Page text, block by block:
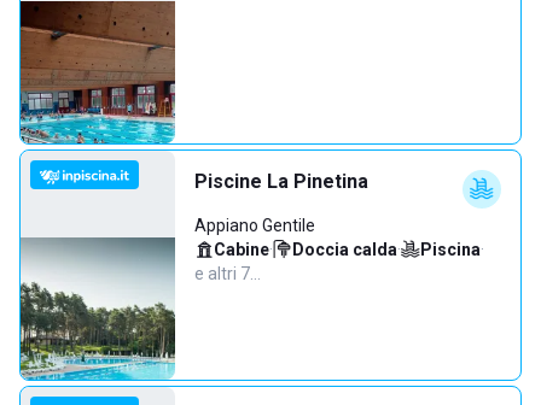
Piscine La Pinetina
Appiano Gentile
Cabine· Doccia calda· Piscina·
e altri 7…